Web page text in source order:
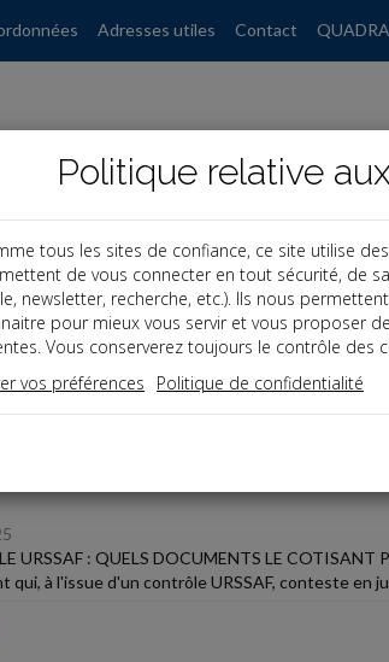
Adresses utiles Contact
dernières dépêches
URSSAF : QUELS DOCUMENTS LE COTISANT
qui, à l'issue d'un contrôle URSSAF, conteste en
Politique relative
tous les sites de confiance, ce site utilise
de vous connecter en tout sécurité, de
newsletter, recherche, etc.). Ils nous
pour mieux vous servir et vous proposer
Vous conserverez toujours le contrôle des
vos préférences
Politique de confidentialité